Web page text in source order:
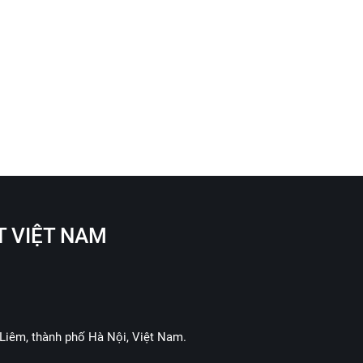
VIỆT NAM
thành phố Hà Nội, Việt Nam.